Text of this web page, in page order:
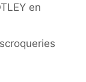
en